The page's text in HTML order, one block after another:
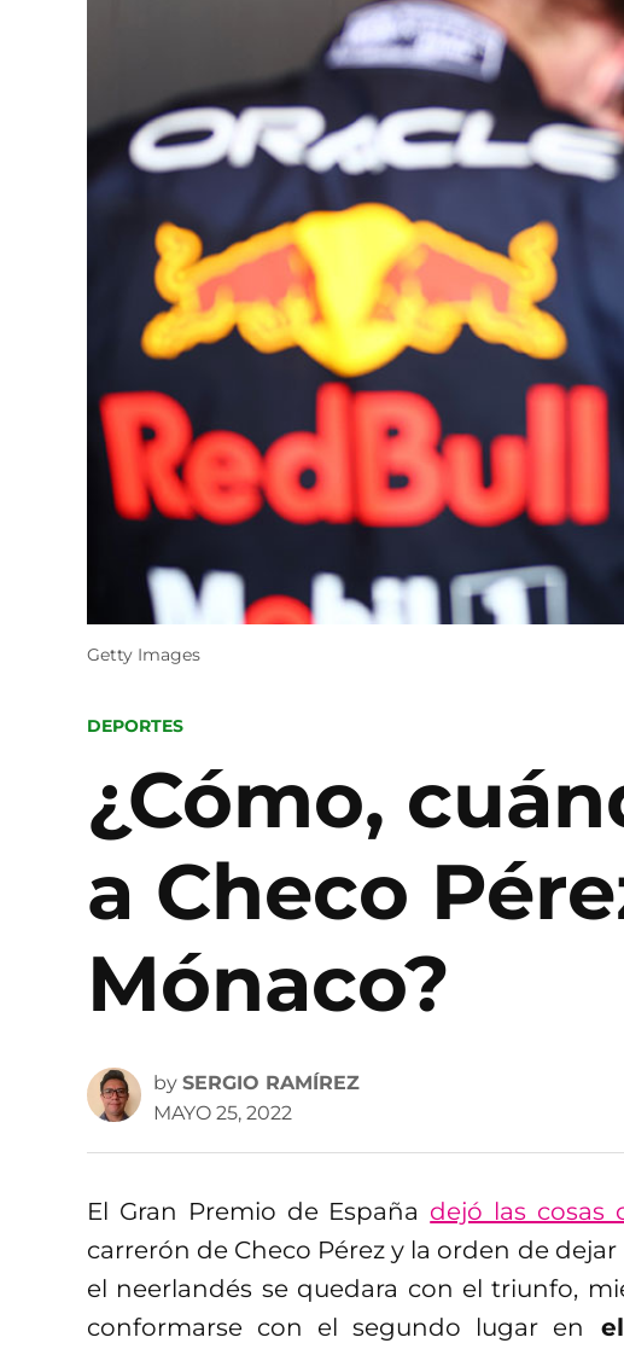
Getty Images
POSTED
DEPORTES
¿Cómo,
a Checo
Mónaco?
by SERGIO RAMÍREZ
MAYO 25, 2022
El Gran Premio de España dejó las cosas
carrerón de Checo Pérez y la orden de
el neerlandés se quedara con el triunfo,
conformarse con el segundo lugar en